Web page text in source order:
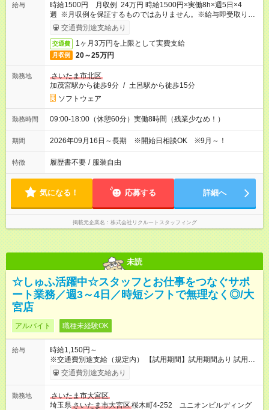
給与
時給1500円 月収例 24万円 時給1500円×実働8h×週5日×4
週 ※月収例を保証するものではありません。※給与即受取りサ
ービス利用可（利用条件有）
交通費別途支給あり
交通費 1ヶ月3万円を上限として実費支給
月収例 20～25万円
勤務地
さいたま市北区
加茂宮駅から徒歩9分 / 土呂駅から徒歩15分
ソフトウェア
勤務時間 09:00-18:00（休憩60分）実働8時間（残業少なめ！）
期間 2026年09月16日～長期 ※開始日相談OK ※9月～！
特徴 履歴書不要 / 服装自由
気になる！ 応募する 詳細へ
掲載元企業名 株式会社リクルートスタッフィング
未読
☆しゅふ活躍中☆スタッフとお仕事をつなぐサポ
ート業務／週3～4日／時短シフトで無理なく◎/大
宮店
アルバイト 職種未経験OK
給与
時給1,150円～
※交通費別途支給（規定内） 【試用期間】試用期間あり 試用期
間の長さ：2ヶ月 雇用形態、給与は本採用時と同じです。
交通費別途支給あり
勤務地
さいたま市大宮区
埼玉県さいたま市大宮区桜木町4-252 ユニオンビルディング